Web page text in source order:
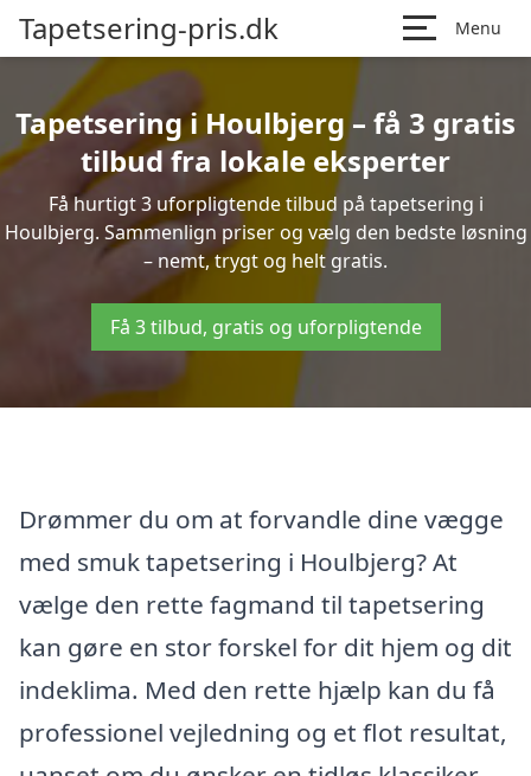
Tapetsering-pris.dk Menu
Tapetsering i Houlbjerg – få 3 gratis
tilbud fra lokale eksperter
Få hurtigt 3 uforpligtende tilbud på tapetsering i
Houlbjerg. Sammenlign priser og vælg den bedste løsning
– nemt, trygt og helt gratis.
Få 3 tilbud, gratis og uforpligtende
Drømmer du om at forvandle dine vægge
med smuk tapetsering i Houlbjerg? At
vælge den rette fagmand til tapetsering
kan gøre en stor forskel for dit hjem og dit
indeklima. Med den rette hjælp kan du få
professionel vejledning og et flot resultat,